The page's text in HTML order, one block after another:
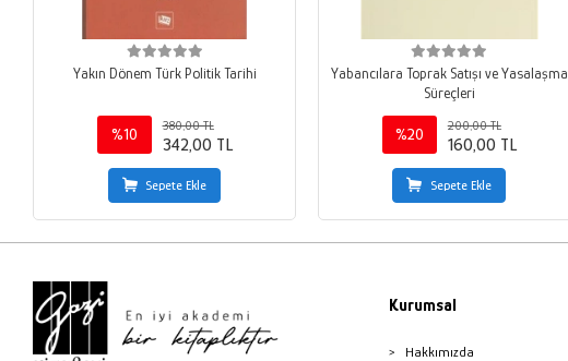
Yakın Dönem Türk Politik Tarihi
%10
380,00 TL
342,00 TL
Sepete Ekle
Yabancılara Toprak Satışı ve Yasalaşma
Süreçleri
%20
200,00 TL
160,00 TL
Sepete Ekle
Kurumsal
Hakkımızda